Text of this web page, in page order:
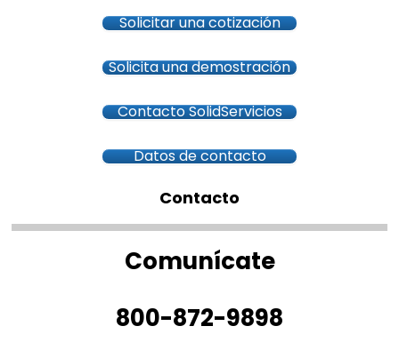
Solicitar una cotización
Solicita una demostración
Contacto SolidServicios
Datos de contacto
Contacto
Comunícate
800-872-9898